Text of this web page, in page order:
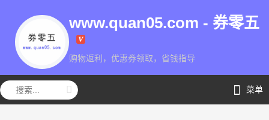
券零五
www.quan05.com - 券零五
购物返利，优惠券领取，省钱指导
菜单